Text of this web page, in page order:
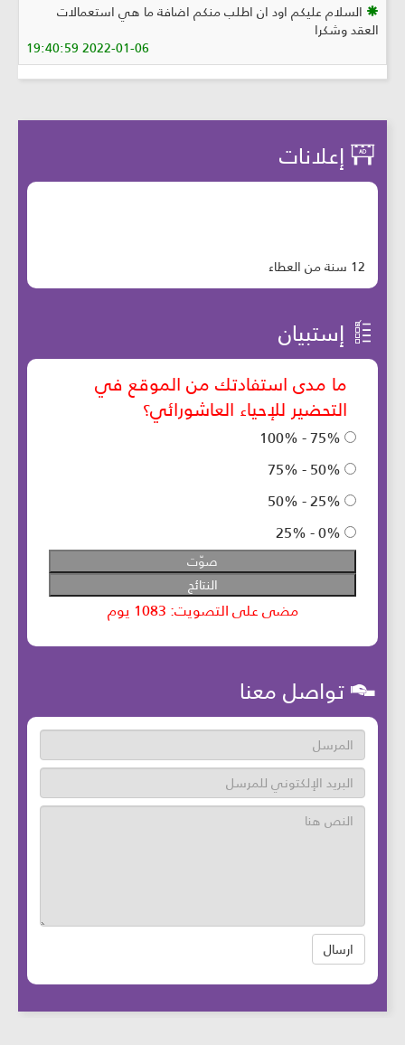
السلام عليكم اود ان اطلب منكم اضافة ما هي استعمالات
العقد وشكرا
2022-01-06 19:40:59
إعلانات
12 سنة من العطاء
إستبيان
تواصل معنا
ارسال